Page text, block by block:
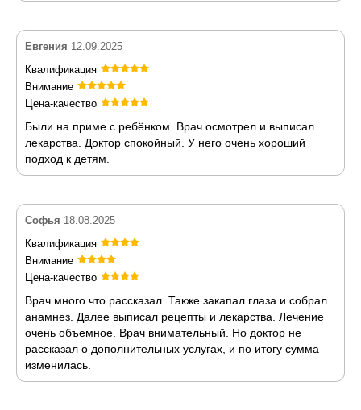
Евгения 12.09.2025
Квалификация
Внимание
Цена-качество
Были на приме с ребёнком. Врач осмотрел и выписал
лекарства. Доктор спокойный. У него очень хороший
подход к детям.
Софья 18.08.2025
Квалификация
Внимание
Цена-качество
Врач много что рассказал. Также закапал глаза и собрал
анамнез. Далее выписал рецепты и лекарства. Лечение
очень объемное. Врач внимательный. Но доктор не
рассказал о дополнительных услугах, и по итогу сумма
изменилась.